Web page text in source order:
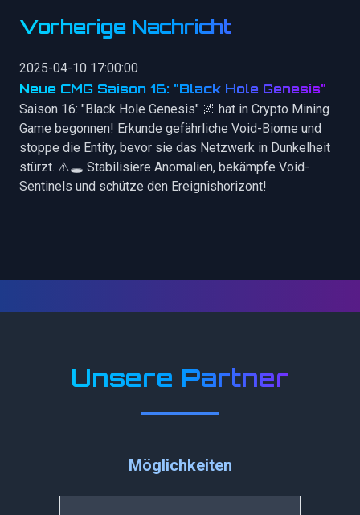
Vorherige Nachricht
2025-04-10 17:00:00
Neue CMG Saison 16: "Black Hole Genesis"
Saison 16: "Black Hole Genesis" 🌌 hat in Crypto Mining
Game begonnen! Erkunde gefährliche Void-Biome und
stoppe die Entity, bevor sie das Netzwerk in Dunkelheit
stürzt. ⚠️🕳️ Stabilisiere Anomalien, bekämpfe Void-
Sentinels und schütze den Ereignishorizont!
Unsere Partner
Möglichkeiten